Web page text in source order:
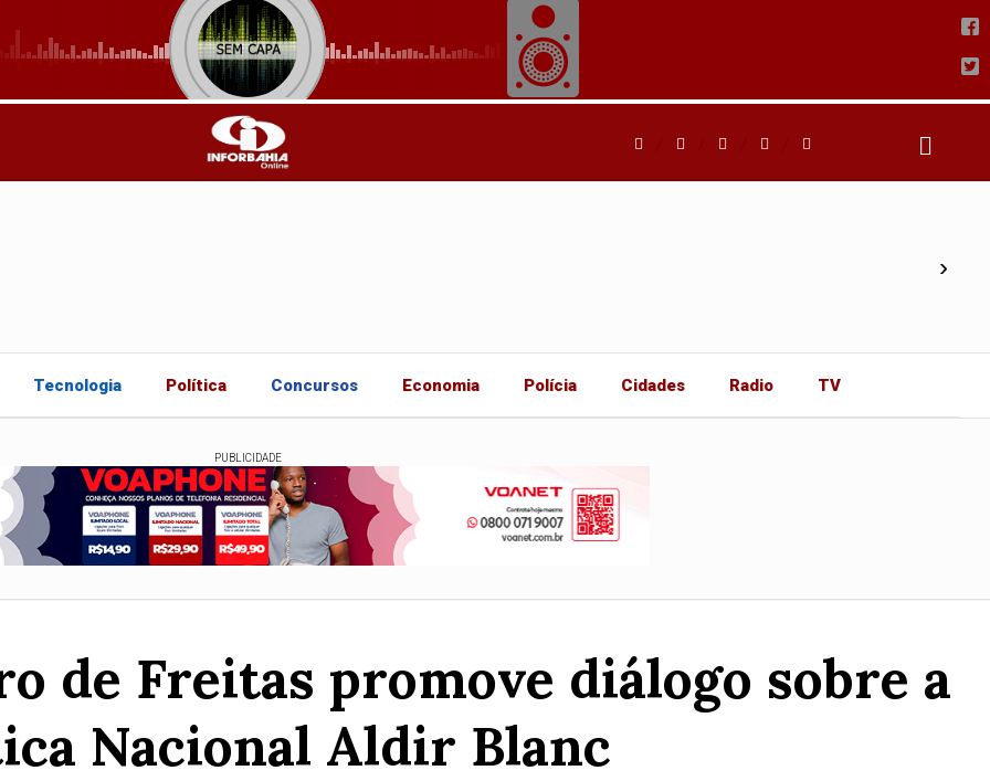
›
Tecnologia Política Concursos Economia Polícia Cidades Radio TV
PUBLICIDADE
de Freitas promove diálogo sobre a
Nacional Aldir Blanc